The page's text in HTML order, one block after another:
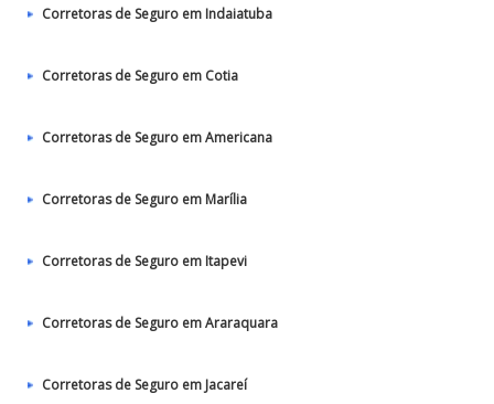
Corretoras de Seguro em Indaiatuba
Corretoras de Seguro em Cotia
Corretoras de Seguro em Americana
Corretoras de Seguro em Marília
Corretoras de Seguro em Itapevi
Corretoras de Seguro em Araraquara
Corretoras de Seguro em Jacareí